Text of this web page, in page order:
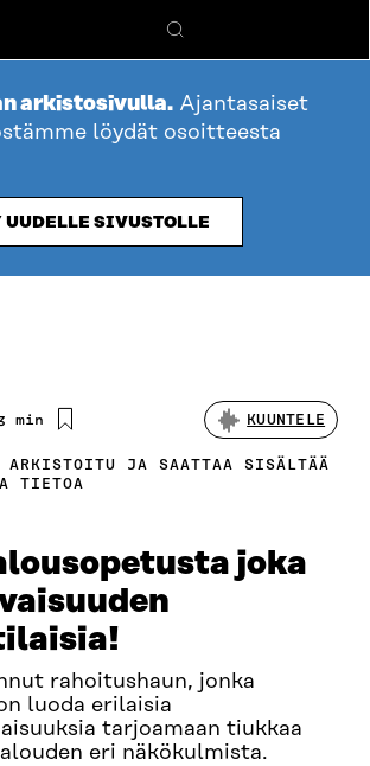
Hae
arkistosivulla. Ajantasaiset
löydät osoitteesta
SIVUSTOLLE
min KUUNTELE
ARKISTOITU JA SAATTAA SISÄLTÄÄ
TIETOA
joka
rahoitushaun, jonka
luoda erilaisia
tarjoamaan tiukkaa
eri näkökulmista.